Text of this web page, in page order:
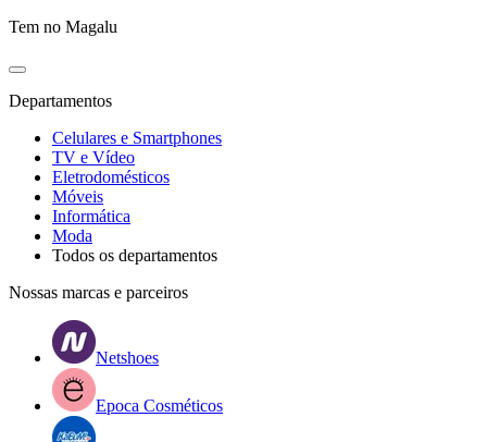
Tem no Magalu
Departamentos
Celulares e Smartphones
TV e Vídeo
Eletrodomésticos
Móveis
Informática
Moda
Todos os departamentos
Nossas marcas e parceiros
Netshoes
Epoca Cosméticos